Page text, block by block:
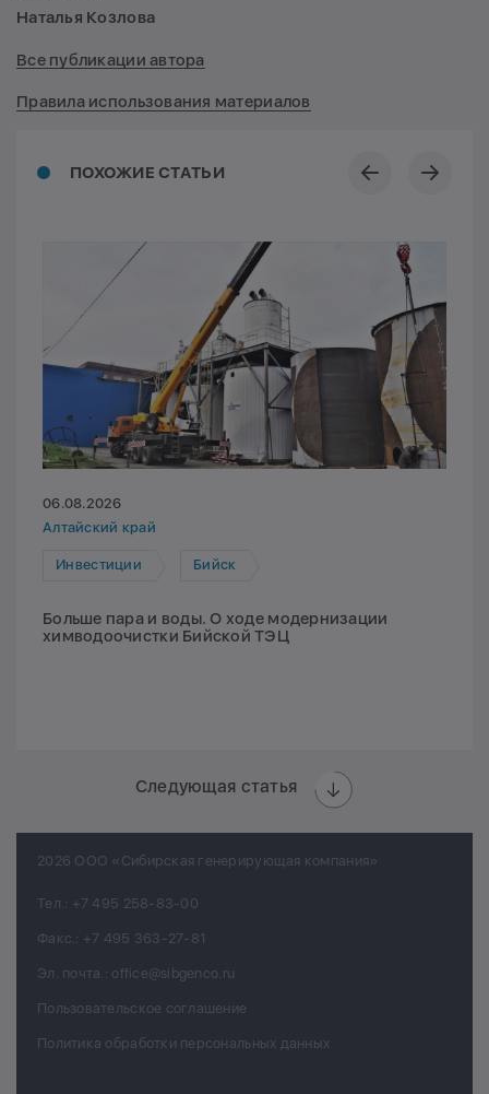
ПОХОЖИЕ СТАТЬИ
06.08.2026
Алтайский край
Инвестиции Бийск
Больше пара и воды. О ходе модернизации
химводоочистки Бийской ТЭЦ
Следующая статья
Наталья Козлова
Все публикации автора
Правила использования материалов
2026 ООО «Сибирская генерирующая компания»
Тел.: +7 495 258-83-00
Факс.: +7 495 363-27-81
Эл. почта.: office@sibgenco.ru
Пользовательское соглашение
Политика обработки персональных данных